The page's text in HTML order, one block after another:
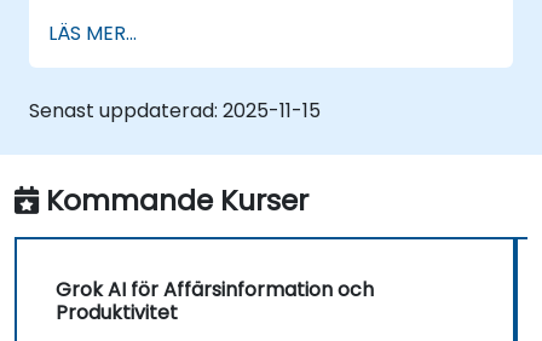
personlig och affärsanvändning.
Nyttja Grok AI för produktivitet, kreativitet
och problemlösning.
Identifiera etiska överväganden och
begränsningar av AI-chattroboter.
LÄS MER...
Senast uppdaterad: 2025-11-15
Kommande Kurser
Grok AI för Affärsinformation och
Produktivitet